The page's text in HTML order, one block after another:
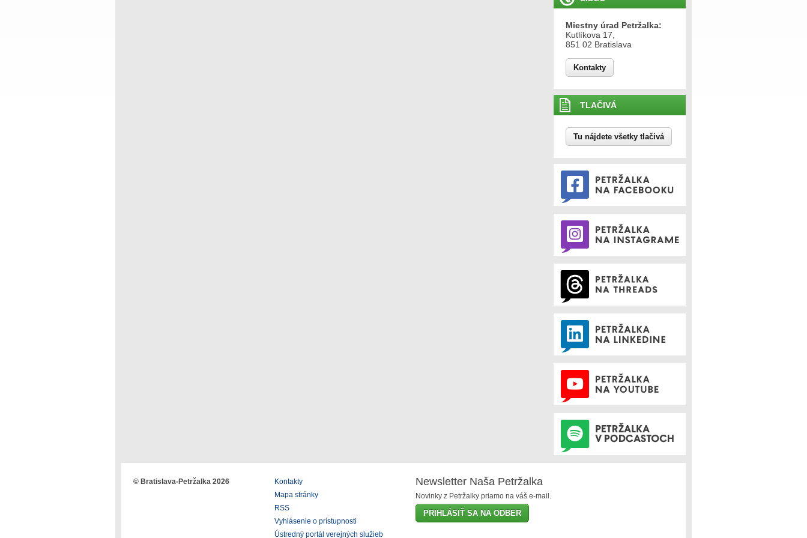
Miestny úrad Petržalka:
Kutlíkova 17,
851 02 Bratislava
Kontakty
TLAČIVÁ
Tu nájdete všetky tlačivá
© Bratislava-Petržalka 2026
Kontakty
Mapa stránky
RSS
Vyhlásenie o prístupnosti
Ústredný portál verejných služieb
Newsletter Naša Petržalka
Novinky z Petržalky priamo na váš e-mail.
PRIHLÁSIŤ SA NA ODBER